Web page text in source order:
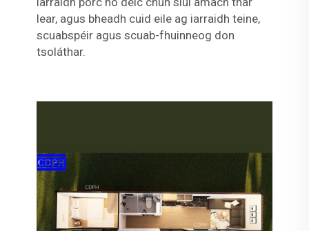
lear, agus bheadh cuid eile ag iarraidh teine,
scuabspéir agus scuab-fhuinneog don
tsoláthar.